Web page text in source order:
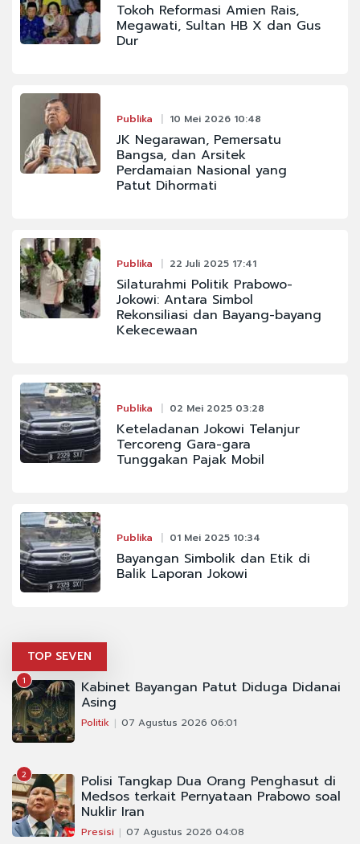
Tokoh Reformasi Amien Rais,
Megawati, Sultan HB X dan Gus
Dur
Publika 10 Mei 2026 10:48
JK Negarawan, Pemersatu
Bangsa, dan Arsitek
Perdamaian Nasional yang
Patut Dihormati
Publika 22 Juli 2025 17:41
Silaturahmi Politik Prabowo-
Jokowi: Antara Simbol
Rekonsiliasi dan Bayang-bayang
Kekecewaan
Publika 02 Mei 2025 03:28
Keteladanan Jokowi Telanjur
Tercoreng Gara-gara
Tunggakan Pajak Mobil
Publika 01 Mei 2025 10:34
Bayangan Simbolik dan Etik di
Balik Laporan Jokowi
TOP SEVEN
1 Kabinet Bayangan Patut Diduga Didanai
Asing
Politik 07 Agustus 2026 06:01
2 Polisi Tangkap Dua Orang Penghasut di
Medsos terkait Pernyataan Prabowo soal
Nuklir Iran
Presisi 07 Agustus 2026 04:08